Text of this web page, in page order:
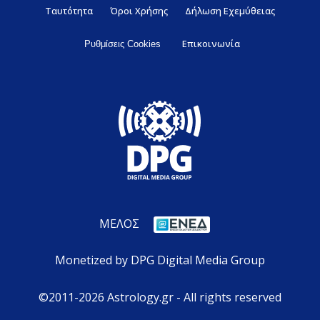
Ταυτότητα Όροι Χρήσης Δήλωση Εχεμύθειας
Ρυθμίσεις Cookies Επικοινωνία
ΜΕΛΟΣ
Monetized by DPG Digital Media Group
©2011-2026 Astrology.gr - All rights reserved